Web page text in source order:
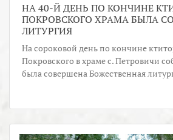
НА 40-Й ДЕНЬ ПО КОНЧИНЕ
ПОКРОВСКОГО ХРАМА БЫЛА
ЛИТУРГИЯ
На сороковой день по кончине
Покровского в храме с. Петровичи
была совершена Божественная